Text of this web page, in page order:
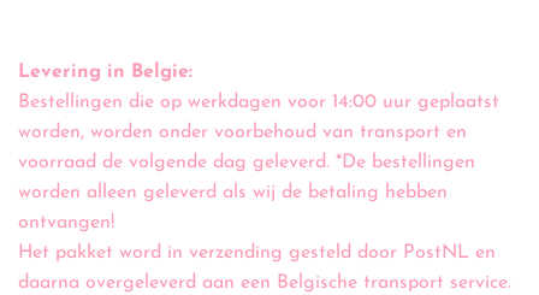
Levering in Belgie:
Bestellingen die op werkdagen voor 14:00 uur geplaatst
worden, worden onder voorbehoud van transport en
voorraad de volgende dag geleverd. *De bestellingen
worden alleen geleverd als wij de betaling hebben
ontvangen!
Het pakket word in verzending gesteld door PostNL en
daarna overgeleverd aan een Belgische transport service.